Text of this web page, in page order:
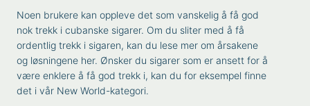
Noen brukere kan oppleve det som vanskelig å få god
nok trekk i cubanske sigarer. Om du sliter med å få
ordentlig trekk i sigaren, kan du lese mer omårsakene
og løsningene her. Ønsker du sigarer som er ansett for å
være enklere å få god trekk i, kan du for eksempel finne
det i vår New World-kategori.